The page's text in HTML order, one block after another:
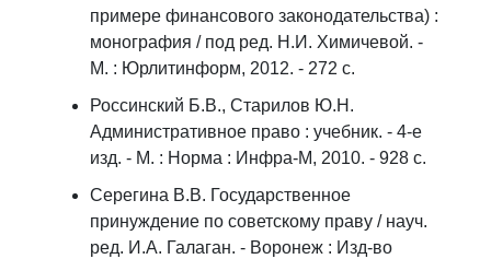
примере финансового законодательства) :
монография / под ред. Н.И. Химичевой. -
М. : Юрлитинформ, 2012. - 272 с.
Россинский Б.В., Старилов Ю.Н.
Административное право : учебник. - 4-е
изд. - М. : Норма : Инфра-М, 2010. - 928 с.
Серегина В.В. Государственное
принуждение по советскому праву / науч.
ред. И.А. Галаган. - Воронеж : Изд-во